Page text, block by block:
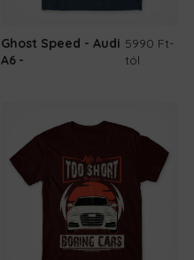
Ghost Speed - Audi
A6
5990 Ft-
tól